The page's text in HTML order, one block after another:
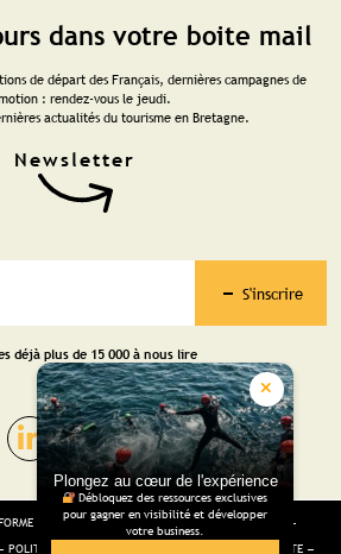
Plongez au cœur de l'expérience
Débloquez des ressources exclusives
pour gagner en visibilité et développer
votre business.
dans votre boite mail
de départ des Français, dernières campagnes de
: rendez-vous le jeudi.
actualités du tourisme en Bretagne.
S'inscrire
déjà plus de 15 000 à nous lire
MENTIONS LÉGALES
GESTION DES COOKIES
POLITIQUE DE CONFIDENTIALITÉ PLAN DU SITE